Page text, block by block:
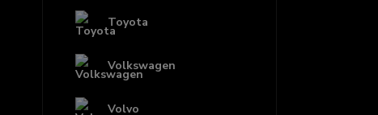
Toyota
Volkswagen
Volvo